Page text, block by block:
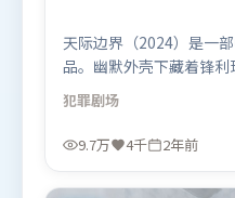
天际边界（2024）是一
品。幽默外壳下藏着锋
一场景里并存。叙事线索
收束。由程耳执导，托
腾、吴京等联袂出演。影
观看。
犯罪剧场
9.7万 4千 2年前